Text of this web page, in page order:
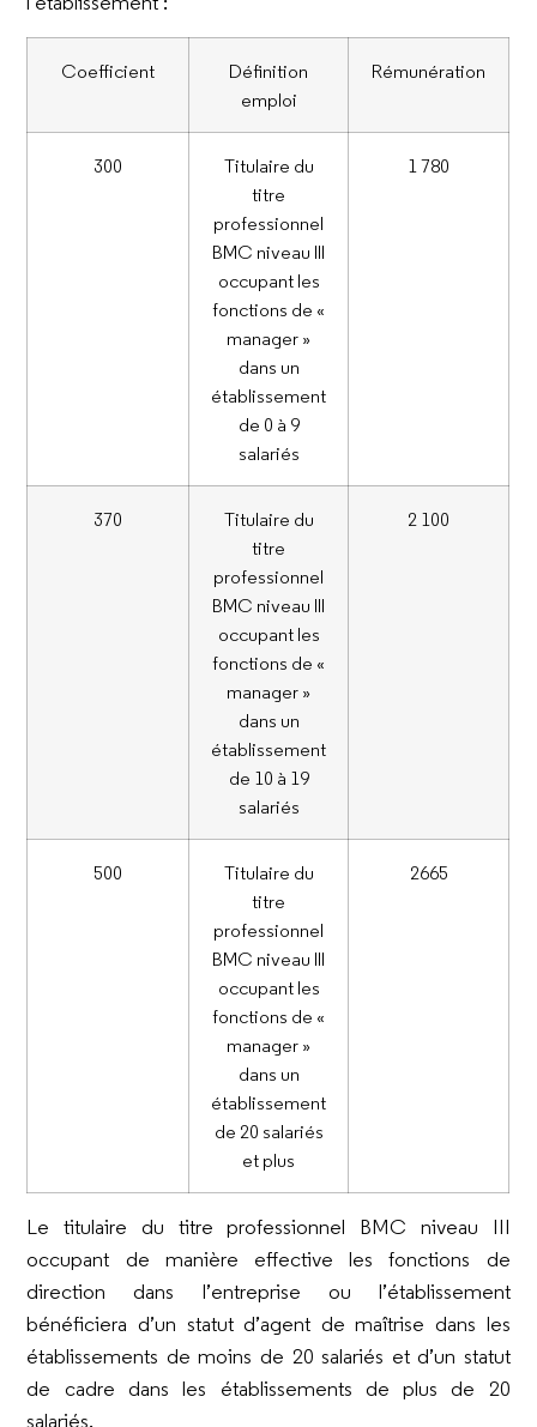
Coefficient
Définition
emploi
Rémunération
300
Titulaire du
titre
professionnel
BMC niveau III
occupant les
fonctions de «
manager »
dans un
établissement
de 0 à 9
salariés
1 780
370
Titulaire du
titre
professionnel
BMC niveau III
occupant les
fonctions de «
manager »
dans un
établissement
de 10 à 19
salariés
2 100
500
Titulaire du
titre
professionnel
BMC niveau III
occupant les
fonctions de «
manager »
dans un
établissement
de 20 salariés
et plus
2665
Le titulaire du titre professionnel BMC niveau III
occupant de manière effective les fonctions de
direction dans l’entreprise ou l’établissement
bénéficiera d’un statut d’agent de maîtrise dans les
établissements de moins de 20 salariés et d’un statut
de cadre dans les établissements de plus de 20
salariés.